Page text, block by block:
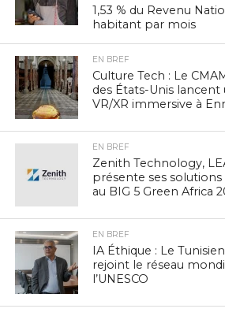
1,53 % du Revenu
habitant par mois
EN BREF
Culture Tech : Le
des États-Unis
VR/XR immersive à
EN BREF
Zenith Technology,
présente ses
au BIG 5 Green Africa
EN BREF
IA Éthique : Le
rejoint le réseau
l’UNESCO